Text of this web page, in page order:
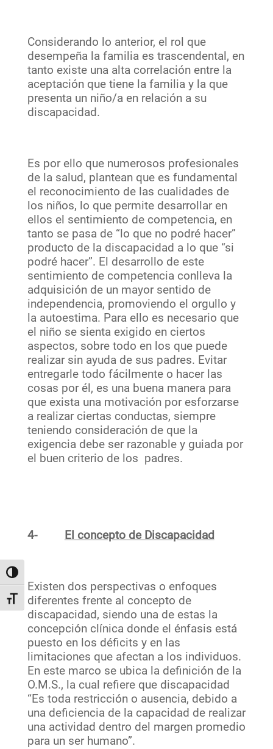
Alternar alto contraste
Alternar tamaño de letra
Considerando lo anterior, el rol que
desempeña la familia es trascendental, en
tanto existe una alta correlación entre la
aceptación que tiene la familia y la que
presenta un niño/a en relación a su
discapacidad.
Es por ello que numerosos profesionales
de la salud, plantean que es fundamental
el reconocimiento de las cualidades de
los niños, lo que permite desarrollar en
ellos el sentimiento de competencia, en
tanto se pasa de “lo que no podré hacer”
producto de la discapacidad a lo que “si
podré hacer”. El desarrollo de este
sentimiento de competencia conlleva la
adquisición de un mayor sentido de
independencia, promoviendo el orgullo y
la autoestima. Para ello es necesario que
el niño se sienta exigido en ciertos
aspectos, sobre todo en los que puede
realizar sin ayuda de sus padres. Evitar
entregarle todo fácilmente o hacer las
cosas por él, es una buena manera para
que exista una motivación por esforzarse
a realizar ciertas conductas, siempre
teniendo consideración de que la
exigencia debe ser razonable y guiada por
el buen criterio de los padres.
4- El concepto de Discapacidad
Existen dos perspectivas o enfoques
diferentes frente al concepto de
discapacidad, siendo una de estas la
concepción clínica donde el énfasis está
puesto en los déficits y en las
limitaciones que afectan a los individuos.
En este marco se ubica la definición de la
O.M.S., la cual refiere que discapacidad
“Es toda restricción o ausencia, debido a
una deficiencia de la capacidad de realizar
una actividad dentro del margen promedio
para un ser humano”.